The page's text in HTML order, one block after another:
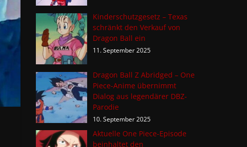
Kinderschutzgesetz – Texas
schränkt den Verkauf von
Dragon Ball ein
11. September 2025
Dragon Ball Z Abridged – One
Piece-Anime übernimmt
Dialog aus legendärer DBZ-
Parodie
10. September 2025
Aktuelle One Piece-Episode
beinhaltet den